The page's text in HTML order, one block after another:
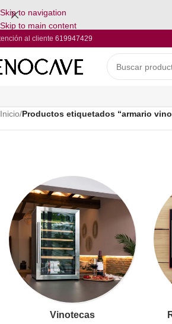
Skip to navigation
Skip to main content
al cliente 619947429
Inicio/Productos etiquetados “armario
Vinotecas